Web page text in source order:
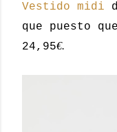
Vestido midi
que puesto
24,95€.